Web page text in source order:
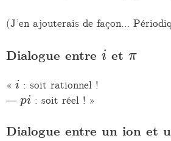
(J’en ajouterais de façon…
Dialogue entre i
i et \pi
π
« i
i : soit rationnel !
— pi
pi : soit réel ! »
Dialogue entre un ion et